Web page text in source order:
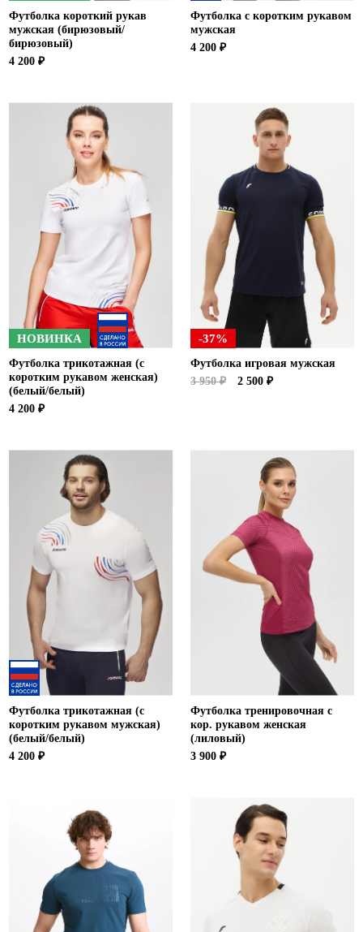
Футболка короткий рукав
мужская (бирюзовый/
бирюзовый)
4 200 ₽
Футболка с коротким рукавом
мужская
4 200 ₽
НОВИНКА
Футболка трикотажная (с
коротким рукавом женская)
(белый/белый)
4 200 ₽
-37%
Футболка игровая мужская
3 950 ₽
2 500 ₽
Футболка трикотажная (с
коротким рукавом мужская)
(белый/белый)
4 200 ₽
Футболка тренировочная с
кор. рукавом женская
(лиловый)
3 900 ₽